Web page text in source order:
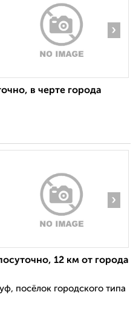
›
в черте города
›
12 км от города
посёлок городского типа